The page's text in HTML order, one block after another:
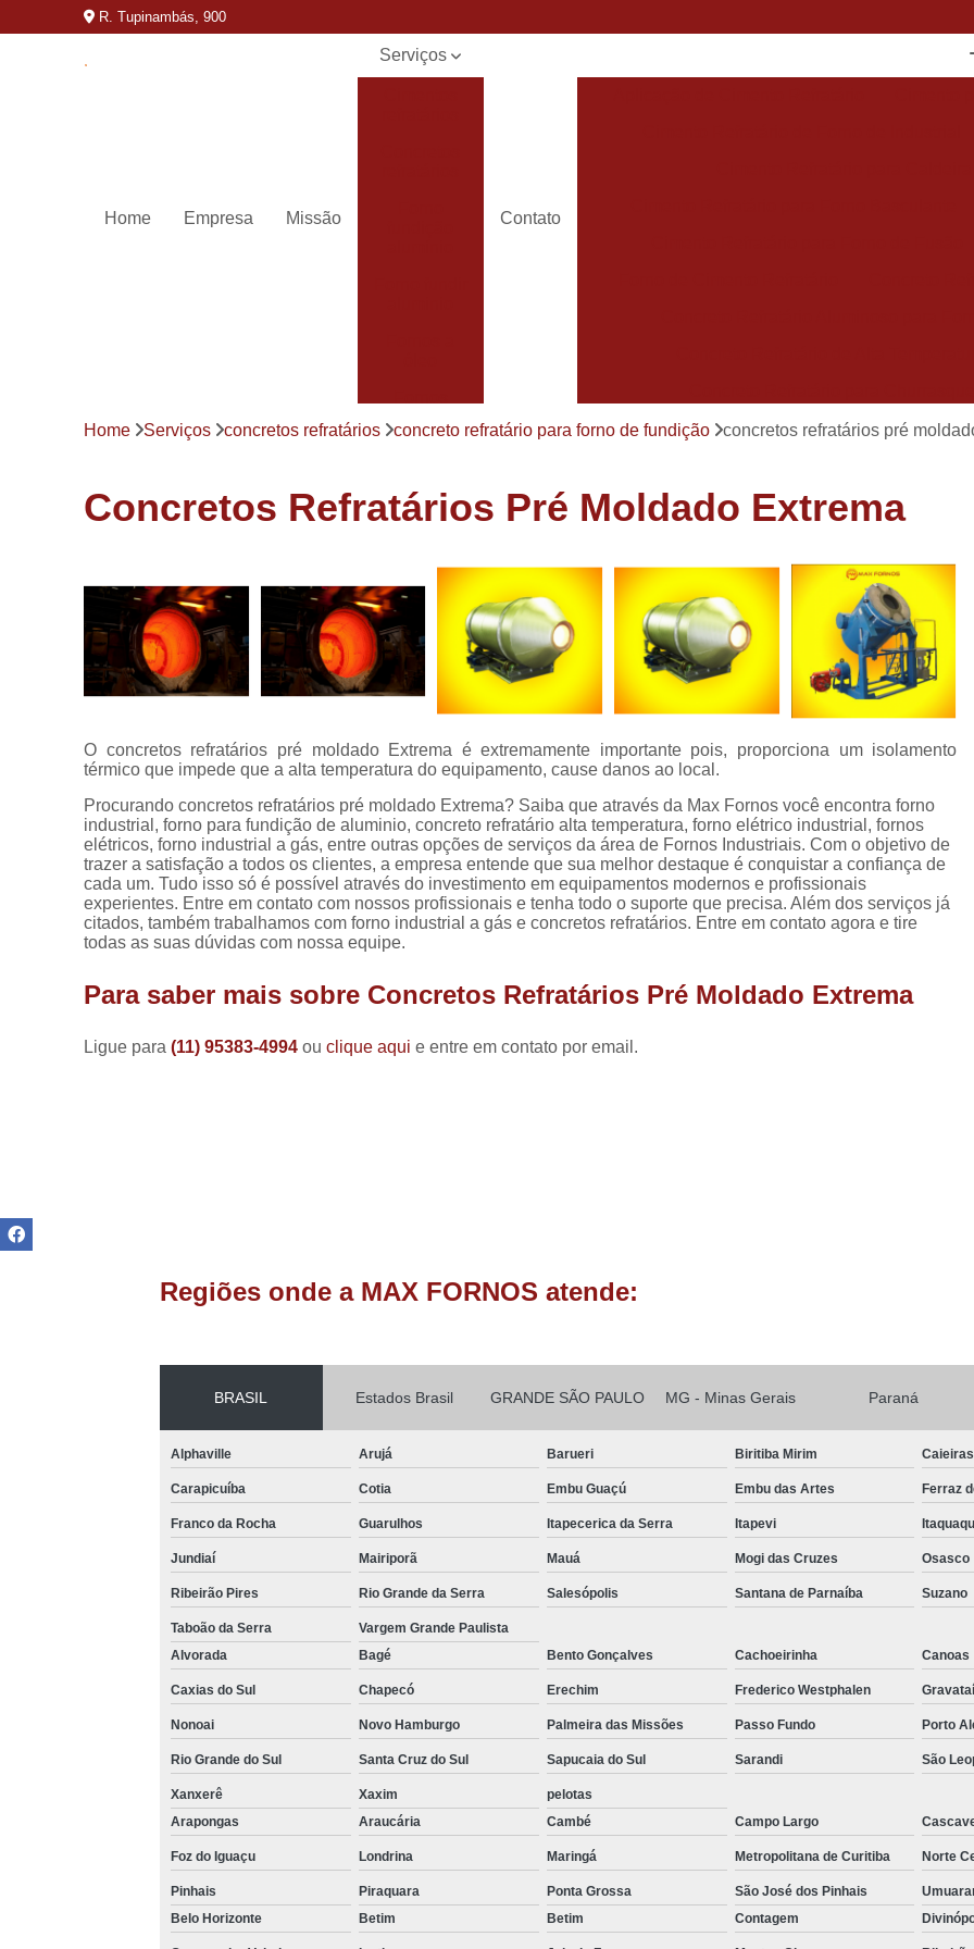
R. Tupinambás, 900
Home Empresa Missão
Serviços
aluminio
alumínio
Fornos de
fusão
Fornos de
fusão
industrial
Fornos
elétricos
Fornos
industriais
Fornos para
alumínio
Fornos para
fusão de
alumínios
Manutenção
de painéis
Reformas de
Resistências
Contato
Concreto Refratário para Forno de Fundição
Forno Cadinho para Fundição de
Forno de Fundição de Peças de Aluminio
Forno Industrial de Fundição de Peças de
Forno de Fundir Peças de Alumínio
Forno Industrial de Fundir Alumínio
Forno Industrial Fundir Alumínio
Forno para Fundir Peça de Alumínio
Fornos Fundir Alumínio
Fornos para Fundir
Forno a Oleo para Fundição
Forno a Oleo para Fundição de Bronze
Forno a Oleo Queimado
Forno de
Forno para
Forno Basculante de Alumínio
Forno
Forno Basculante Manual
Forno Basculante
Forno
Forno para Fundir Peças de Alumínio
Forno de Fusão
Forno de Fusão
Forno de Fusão de Metais
Forno de
Forno de Fusão para Zamac
Forno de
Forno para Fusão de Metais
Forno Industrial a Gás para Fusão de Aluminio
Forno Industrial a Gás para Fusão
Forno Industrial para Fusão
Forno Industrial para Fusão de Metal
Forno para Fusão Industrial
Forno
Forno Elétrico Industrial Novo
Forno
Forno Elétrico para Derreter Ouro
Forno Elétrico para Fundição
Forno Elétrico para Indústria
Empresas de Fornos Industriais
Home Serviços concretos refratários concreto refratário para forno de fundição concretos refratários pré
Concretos Refratários Pré Moldado Extrema
O concretos refratários pré moldado Extrema é extremamente importante pois, proporciona um isolamento
térmico que impede que a alta temperatura do equipamento, cause danos ao local.
Procurando concretos refratários pré moldado Extrema? Saiba que através da Max Fornos você encontra forno
industrial, forno para fundição de aluminio, concreto refratário alta temperatura, forno elétrico industrial, fornos
elétricos, forno industrial a gás, entre outras opções de serviços da área de Fornos Industriais. Com o objetivo de
trazer a satisfação a todos os clientes, a empresa entende que sua melhor destaque é conquistar a confiança de
cada um. Tudo isso só é possível através do investimento em equipamentos modernos e profissionais
experientes. Entre em contato com nossos profissionais e tenha todo o suporte que precisa. Além dos serviços já
citados, também trabalhamos com forno industrial a gás e concretos refratários. Entre em contato agora e tire
todas as suas dúvidas com nossa equipe.
Para saber mais sobre Concretos Refratários Pré Moldado Extrema
Ligue para(11) 95383-4994ouclique aqui e entre em contato por email.
Regiões onde a MAX FORNOS atende:
BRASIL Estados Brasil GRANDE SÃO PAULO MG - Minas Gerais Paraná
Alphaville Arujá Barueri Biritiba Mirim Caieiras
Carapicuíba Cotia Embu Guaçú Embu das Artes Ferraz
Franco da Rocha Guarulhos Itapecerica da Serra Itapevi
Jundiaí Mairiporã Mauá Mogi das Cruzes Osasco
Ribeirão Pires Rio Grande da Serra Salesópolis Santana de Parnaíba Suzano
Taboão da Serra
Vargem Grande Paulista
Alvorada
Bagé Bento Gonçalves Cachoeirinha Canoas
Caxias do Sul Chapecó Erechim Frederico Westphalen Gravataí
Nonoai Novo Hamburgo Palmeira das Missões Passo Fundo Porto
Rio Grande do Sul Santa Cruz do Sul Sapucaia do Sul Sarandi São
Xanxerê Xaxim
pelotas
Arapongas
Araucária Cambé Campo Largo
Foz do Iguaçu Londrina Maringá Metropolitana de Curitiba Norte
Pinhais Piraquara Ponta Grossa São José dos Pinhais
Belo Horizonte
Betim Betim Contagem